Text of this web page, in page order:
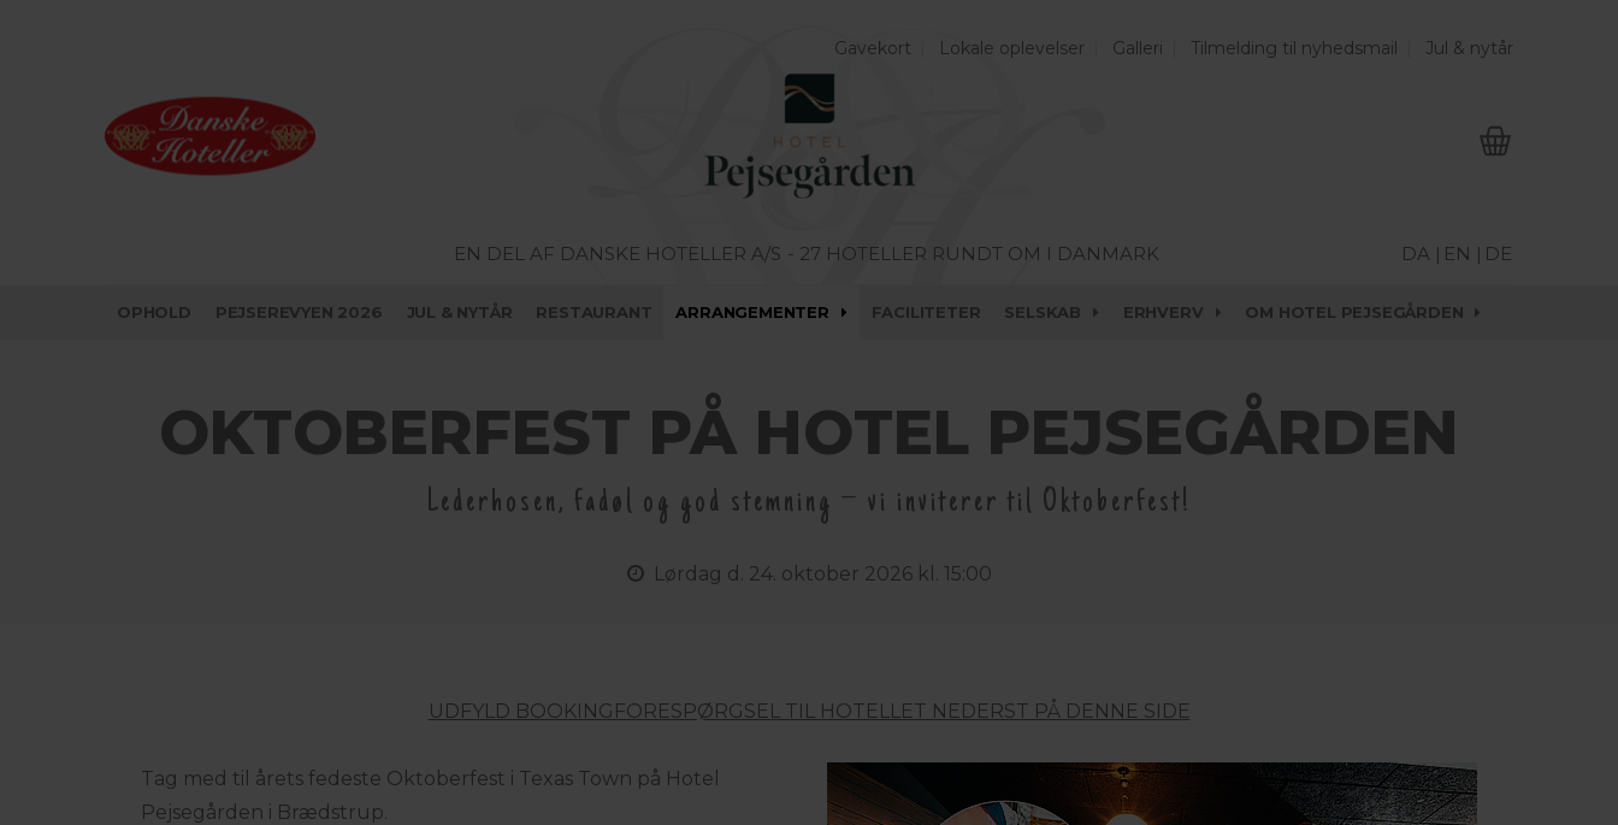
Gavekort Lokale oplevelser Galleri Tilmelding til nyhedsmail Jul & nytår
EN DEL AF DANSKE HOTELLER A/S - 27 HOTELLER RUNDT OM I DANMARK DA | EN | DE
OPHOLD PEJSEREVYEN 2026 JUL & NYTÅR RESTAURANT ARRANGEMENTER FACILITETER SELSKAB ERHVERV OM HOTEL PEJSEGÅRDEN
OKTOBERFEST PÅ HOTEL PEJSEGÅRDEN
Lederhosen, fadøl og god stemning – vi inviterer til Oktoberfest!
Lørdag d. 24. oktober 2026 kl. 15:00
UDFYLD BOOKINGFORESPØRGSEL TIL HOTELLET NEDERST PÅ DENNE SIDE
Tag med til årets fedeste Oktoberfest i Texas Town på Hotel
Pejsegården i Brædstrup.